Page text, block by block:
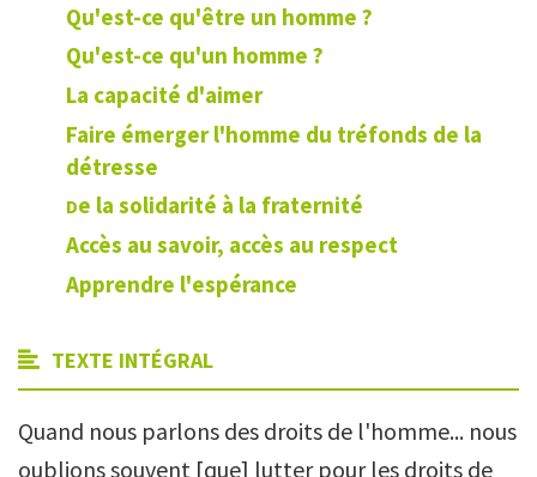
Qu'est-ce qu'être un homme ?
Qu'est-ce qu'un homme ?
La capacité d'aimer
Faire émerger l'homme du tréfonds de la
détresse
De la solidarité à la fraternité
Accès au savoir, accès au respect
Apprendre l'espérance
TEXTE INTÉGRAL
Quand nous parlons des droits de l'homme... nous
oublions souvent [que] lutter pour les droits de